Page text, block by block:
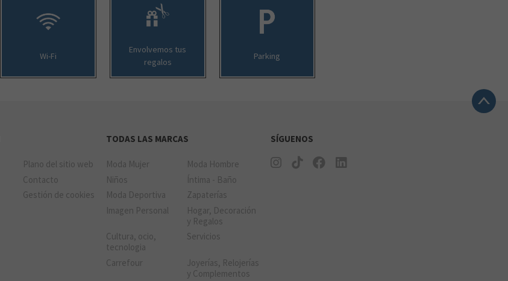
Wi-Fi
Envolvemos tus
regalos
Parking
Plano del sitio web
Contacto
Gestión de cookies
TODAS LAS MARCAS
Moda Mujer
Moda Hombre
Niños
Íntima - Baño
Moda Deportiva
Zapaterías
Imagen Personal
Hogar, Decoración
y Regalos
Cultura, ocio,
tecnologia
Servicios
Carrefour
Joyerías, Relojerías
y Complementos
SÍGUENOS